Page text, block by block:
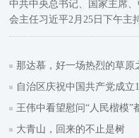
中共中央总书记、国家主席
会主任习近平2月25日下午主
那达慕，好一场热烈的草原
自治区庆祝中国共产党成立
王伟中看望慰问“人民楷模”
大青山，回来的不止是树